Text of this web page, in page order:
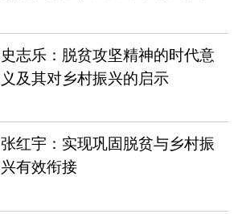
史志乐：脱贫攻坚精神的时代意
义及其对乡村振兴的启示
张红宇：实现巩固脱贫与乡村振
兴有效衔接